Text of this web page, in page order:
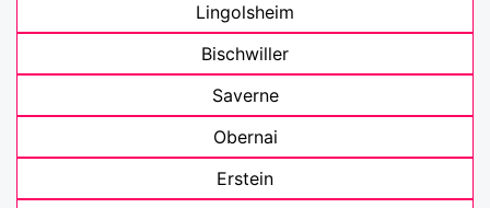
Lingolsheim
Bischwiller
Saverne
Obernai
Erstein